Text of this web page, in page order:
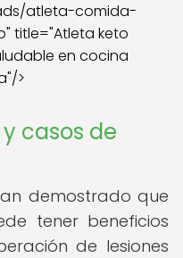
atleta-comida-
title="Atleta keto
en cocina
>
casos de
demostrado que
tener beneficios
de lesiones